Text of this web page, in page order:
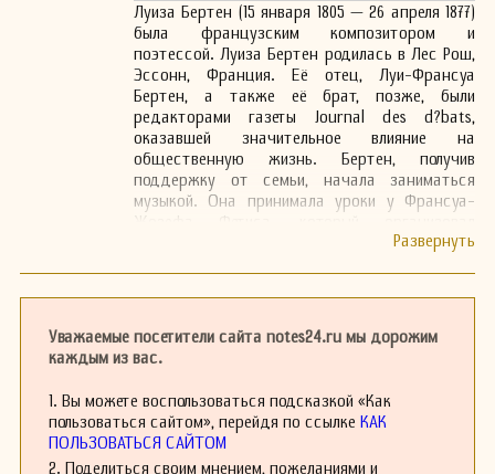
Луиза Бертен (15 января 1805 — 26 апреля 1877)
была французским композитором и
поэтессой. Луиза Бертен родилась в Лес Рош,
Эссонн, Франция. Её отец, Луи-Франсуа
Бертен, а также её брат, позже, были
редакторами газеты Journal des d?bats,
оказавшей значительное влияние на
общественную жизнь. Бертен, получив
поддержку от семьи, начала заниматься
музыкой. Она принимала уроки у Франсуа-
частное исполнение её первой оперы «Гай
Спустя два года, в Опера-комик, была
поставлена вторая опера Бертен под
В 21 год Луиза начала работать над оперой
семисерии «Фауст» по собственному либретто
на итальянском языке, основанной на
Уважаемые посетители сайта notes24.ru мы дорожим
каждым из вас.
1. Вы можете воспользоваться подсказкой «Как
пользоваться сайтом», перейдя по ссылке КАК
ПОЛЬЗОВАТЬСЯ САЙТОМ
2. Поделиться своим мнением, пожеланиями и